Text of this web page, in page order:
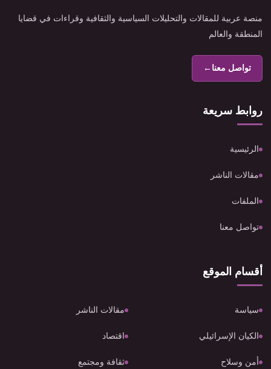
منصة عربية للمقالات والتحليلات السياسية والثقافية وقراءات في قضايا
المنطقة والعالم
تواصل معنا←
روابط سريعة
الرئيسية
مقالات الناشر
الملفات
تواصل معنا
أقسام الموقع
سياسة مقالات الناشر
الكيان الإسرائيلي اقتصاد
أمن وسلاح ثقافة ومجتمع